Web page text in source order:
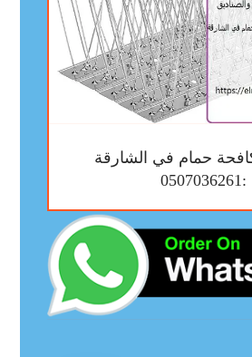
حمام في الشارقة
:0507036261